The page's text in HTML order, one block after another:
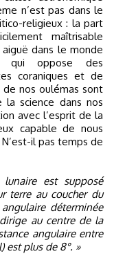
n’est pas dans le
religieux : la part
maîtrisable
dans le monde
qui oppose des
coraniques et de
de nos oulémas sont
la science dans nos
avec l’esprit de la
capable de nous
il pas temps de
est supposé
terre au coucher du
déterminée
au centre de la
angulaire entre
est plus de 8°. »